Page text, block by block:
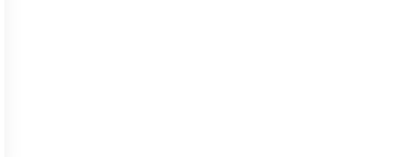
des entreprises luxembourgeoises ciblent l’IA pour la